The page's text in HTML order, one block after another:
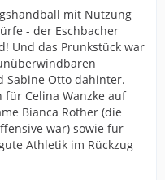
mit Nutzung
- der Eschbacher
Und das Prunkstück war
Sabine Otto dahinter.
für Celina Wanzke auf
Bianca Rother (die
war) sowie für
Athletik im Rückzug